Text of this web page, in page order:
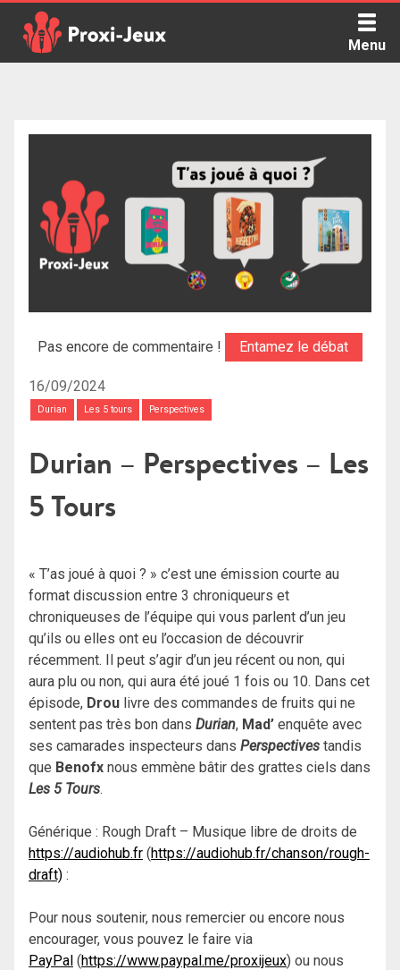
content
Menu
Pas encore de commentaire ! Entamez le débat
16/09/2024
Durian Les 5 tours Perspectives
Durian – Perspectives – Les
5 Tours
« T’as joué à quoi ? » c’est une émission courte au
format discussion entre 3 chroniqueurs et
chroniqueuses de l’équipe qui vous parlent d’un jeu
qu’ils ou elles ont eu l’occasion de découvrir
récemment. Il peut s’agir d’un jeu récent ou non, qui
aura plu ou non, qui aura été joué 1 fois ou 10. Dans cet
épisode, Drou livre des commandes de fruits qui ne
sentent pas très bon dans Durian, Mad’ enquête avec
ses camarades inspecteurs dans Perspectives tandis
que Benofx nous emmène bâtir des grattes ciels dans
Les 5 Tours.
Générique : Rough Draft – Musique libre de droits de
https://audiohub.fr (https://audiohub.fr/chanson/rough-
draft) :
Pour nous soutenir, nous remercier ou encore nous
encourager, vous pouvez le faire via
PayPal (https://www.paypal.me/proxijeux) ou nous